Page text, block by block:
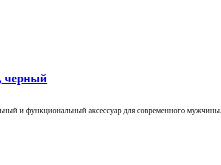
черный
и функциональный аксессуар для современного